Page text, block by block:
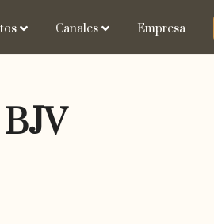
Canales Empresa